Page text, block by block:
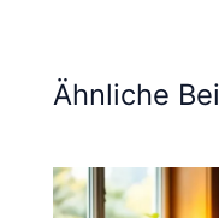
Ähnliche